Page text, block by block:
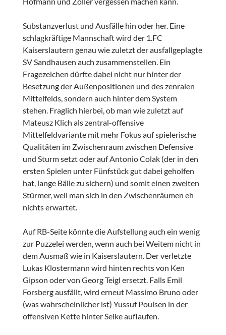
Substanzverlust und Ausfälle hin oder her. Eine
schlagkräftige Mannschaft wird der 1.FC
Kaiserslautern genau wie zuletzt der ausfallgeplagte
SV Sandhausen auch zusammenstellen. Ein
Fragezeichen dürfte dabei nicht nur hinter der
Besetzung der Außenpositionen und des zenralen
Mittelfelds, sondern auch hinter dem System
stehen. Fraglich hierbei, ob man wie zuletzt auf
Mateusz Klich als zentral-offensive
Mittelfeldvariante mit mehr Fokus auf spielerische
Qualitäten im Zwischenraum zwischen Defensive
und Sturm setzt oder auf Antonio Colak (der in den
ersten Spielen unter Fünfstück gut dabei geholfen
hat, lange Bälle zu sichern) und somit einen zweiten
Stürmer, weil man sich in den Zwischenräumen eh
nichts erwartet.
Auf RB-Seite könnte die Aufstellung auch ein wenig
zur Puzzelei werden, wenn auch bei Weitem nicht in
dem Ausmaß wie in Kaiserslautern. Der verletzte
Lukas Klostermann wird hinten rechts von Ken
Gipson oder von Georg Teigl ersetzt. Falls Emil
Forsberg ausfällt, wird erneut Massimo Bruno oder
(was wahrscheinlicher ist) Yussuf Poulsen in der
offensiven Kette hinter Selke auflaufen.